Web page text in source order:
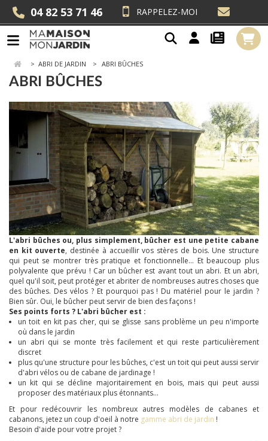
04 82 53 71 46 RAPPELEZ-MOI
> ABRI DE JARDIN ABRI BÛCHES
ABRI BÛCHES
L'abri bûches ou, plus simplement, bûcher est une petite cabane
en kit ouverte, destinée à accueillir vos stères de bois. Une structure
qui peut se montrer très pratique et fonctionnelle... Et beaucoup plus
polyvalente que prévu ! Car un bûcher est avant tout un abri. Et un abri,
quel qu'il soit, peut protéger et abriter de nombreuses autres choses que
des bûches. Des vélos ? Et pourquoi pas ! Du matériel pour le jardin ?
Bien sûr. Oui, le bûcher peut servir de bien des façons !
Ses points forts ? L'abri bûcher est :
un toit en kit pas cher, qui se glisse sans problème un peu n'importe
où dans le jardin
un abri qui se monte très facilement et qui reste particulièrement
discret
plus qu'une structure pour les bûches, c'est un toit qui peut aussi servir
d'abri vélos ou de cabane de jardinage !
un kit qui se décline majoritairement en bois, mais qui peut aussi
proposer des matériaux plus étonnants...
Et pour redécouvrir les nombreux autres modèles de cabanes et
cabanons, jetez un coup d'oeil à notre gamme abri de jardin !
Besoin d'aide pour votre projet ?